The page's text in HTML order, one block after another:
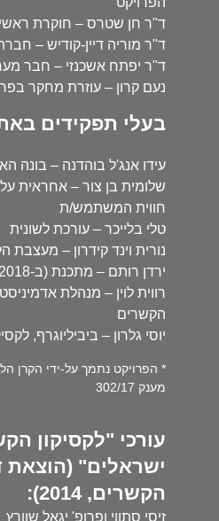
ד"ר חן שטרס – חוקרת
ד"ר מוריה דיין-קודיש –
ד"ר יפתח אשכנזי – חבר
נעם קרון – עוזרת מחקר
בעלי תפקידים
עידו אנג'ל בוהדנה – בונה
שלומית בן צור – אחראית
חווית המשתמש/ת
טלי בלייכר – עורכת לשונית
נורית וינד קידרון – מעצבת
ירדן רותם – מתכנת (ב-2019-2018)
רווית לוין – מנהלת
הקשרים
יוסי גלרון – ביביליוגרף,
* הפרויקט נתמך על-ידי הקרן
מענק 302/17
עורכי "לקסיקון
ישראלים" (הוצאת
הקשרים, 2014):
זיסי סתווי ופרופ' יגאל שוורץ